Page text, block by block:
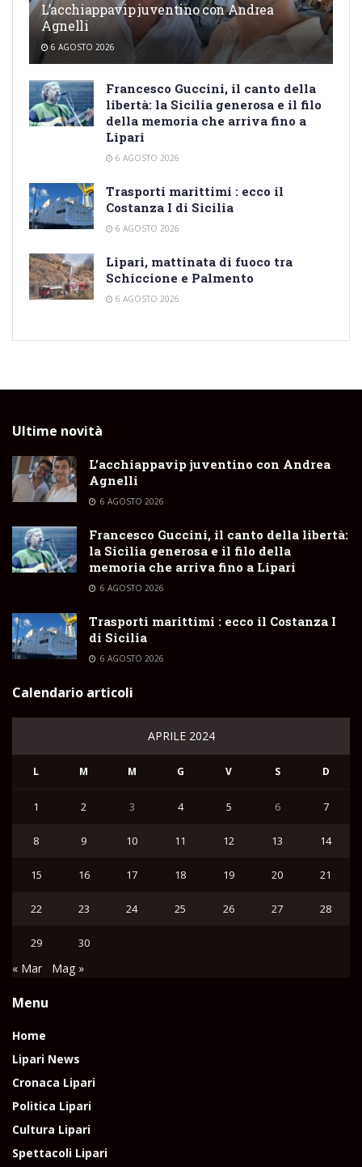
L’acchiappavip juventino con Andrea
Agnelli
6 AGOSTO 2026
Francesco Guccini, il canto della
libertà: la Sicilia generosa e il filo
della memoria che arriva fino a
Lipari
6 AGOSTO 2026
Trasporti marittimi : ecco il
Costanza I di Sicilia
6 AGOSTO 2026
Lipari, mattinata di fuoco tra
Schiccione e Palmento
6 AGOSTO 2026
Ultime novità
L’acchiappavip juventino con Andrea
Agnelli
6 AGOSTO 2026
Francesco Guccini, il canto della libertà:
la Sicilia generosa e il filo della
memoria che arriva fino a Lipari
6 AGOSTO 2026
Trasporti marittimi : ecco il Costanza I
di Sicilia
6 AGOSTO 2026
Calendario articoli
APRILE 2024
L M M G V S D
1 2 3 4 5 6 7
8 9 10 11 12 13 14
15 16 17 18 19 20 21
22 23 24 25 26 27 28
29 30
« Mar Mag »
Menu
Home
Lipari News
Cronaca Lipari
Politica Lipari
Cultura Lipari
Spettacoli Lipari